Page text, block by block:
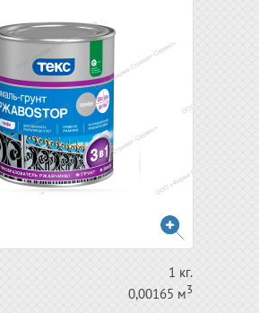
1 кг.
0,00165 м3